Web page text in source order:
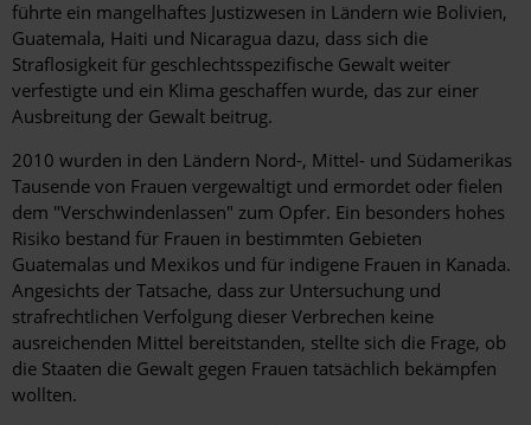
führte ein mangelhaftes Justizwesen in Ländern wie Bolivien,
Guatemala, Haiti und Nicaragua dazu, dass sich die
Straflosigkeit für geschlechtsspezifische Gewalt weiter
verfestigte und ein Klima geschaffen wurde, das zur einer
Ausbreitung der Gewalt beitrug.
2010 wurden in den Ländern Nord-, Mittel- und Südamerikas
Tausende von Frauen vergewaltigt und ermordet oder fielen
dem "Verschwindenlassen" zum Opfer. Ein besonders hohes
Risiko bestand für Frauen in bestimmten Gebieten
Guatemalas und Mexikos und für indigene Frauen in Kanada.
Angesichts der Tatsache, dass zur Untersuchung und
strafrechtlichen Verfolgung dieser Verbrechen keine
ausreichenden Mittel bereitstanden, stellte sich die Frage, ob
die Staaten die Gewalt gegen Frauen tatsächlich bekämpfen
wollten.